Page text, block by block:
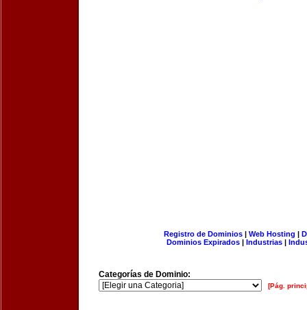
Registro de Dominios| Web Hosting |
Dominios Expirados | Industrias |
Categorías de Dominio:
[Pág.